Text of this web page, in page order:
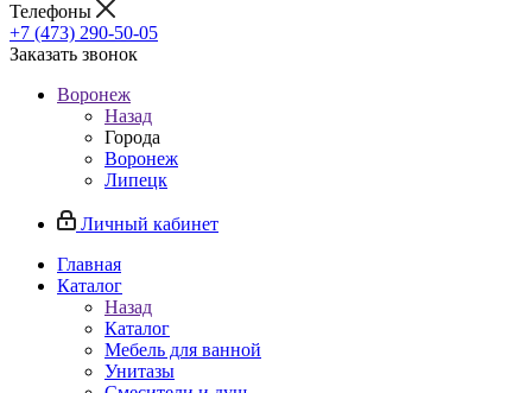
Телефоны
+7 (473) 290-50-05
Заказать звонок
Воронеж
Назад
Города
Воронеж
Липецк
Личный кабинет
Главная
Каталог
Назад
Каталог
Мебель для ванной
Унитазы